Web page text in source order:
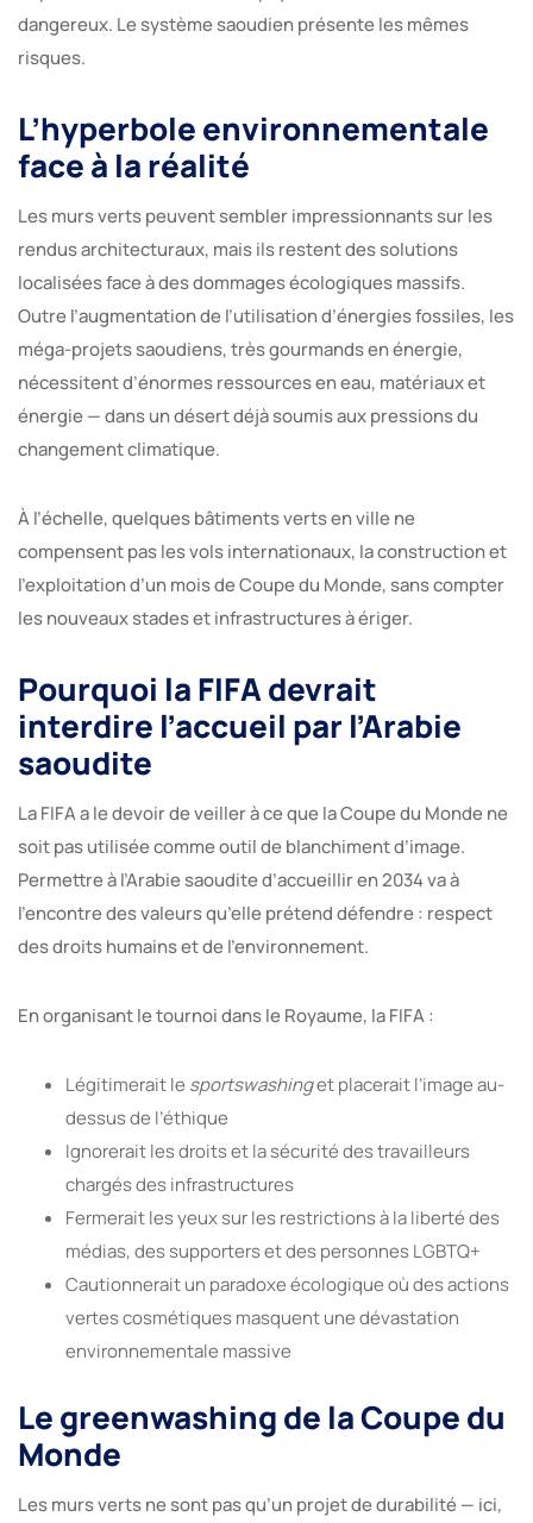
dangereux. Le système saoudien présente les mêmes
risques.
L’hyperbole environnementale
face à la réalité
Les murs verts peuvent sembler impressionnants sur les
rendus architecturaux, mais ils restent des solutions
localisées face à des dommages écologiques massifs.
Outre l’augmentation de l’utilisation d’énergies fossiles, les
méga-projets saoudiens, très gourmands en énergie,
nécessitent d’énormes ressources en eau, matériaux et
énergie — dans un désert déjà soumis aux pressions du
changement climatique.
À l’échelle, quelques bâtiments verts en ville ne
compensent pas les vols internationaux, la construction et
l’exploitation d’un mois de Coupe du Monde, sans compter
les nouveaux stades et infrastructures à ériger.
Pourquoi la FIFA devrait
interdire l’accueil par l’Arabie
saoudite
La FIFA a le devoir de veiller à ce que la Coupe du Monde ne
soit pas utilisée comme outil de blanchiment d’image.
Permettre à l’Arabie saoudite d’accueillir en 2034 va à
l’encontre des valeurs qu’elle prétend défendre : respect
des droits humains et de l’environnement.
En organisant le tournoi dans le Royaume, la FIFA :
Légitimerait le sportswashinget placerait l’image au-
dessus de l’éthique
Ignorerait les droits et la sécurité des travailleurs
chargés des infrastructures
Fermerait les yeux sur les restrictions à la liberté des
médias, des supporters et des personnes LGBTQ+
Cautionnerait un paradoxe écologique où des actions
vertes cosmétiques masquent une dévastation
environnementale massive
Le greenwashing de la Coupe du
Monde
Les murs verts ne sont pas qu’un projet de durabilité — ici,